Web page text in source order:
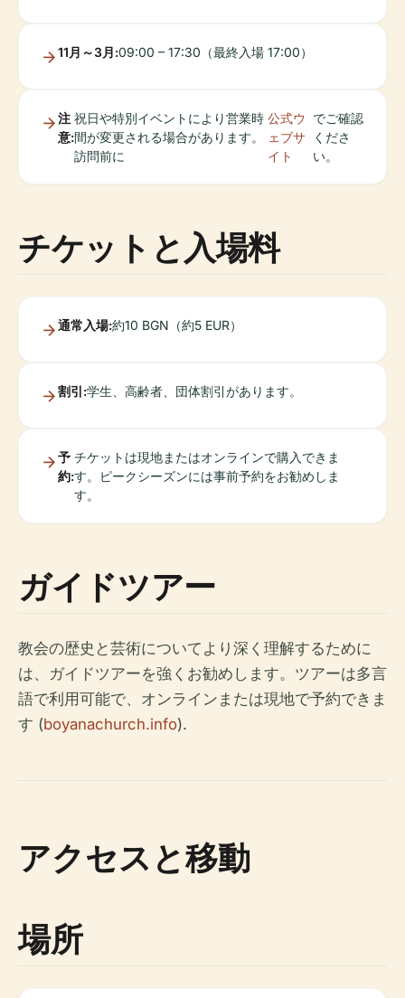
11月～3月:09:00 – 17:30（最終入場 17:00）
注
意:
祝日や特別イベントにより営業時
間が変更される場合があります。
訪問前に
公式ウ
ェブサ
イト
でご確認
くださ
い。
チケットと入場料
通常入場:約10 BGN（約5 EUR）
割引:学生、高齢者、団体割引があります。
予
約:
チケットは現地またはオンラインで購入できま
す。ピークシーズンには事前予約をお勧めしま
す。
ガイドツアー
教会の歴史と芸術についてより深く理解するために
は、ガイドツアーを強くお勧めします。ツアーは多言
語で利用可能で、オンラインまたは現地で予約できま
す (boyanachurch.info).
アクセスと移動
場所